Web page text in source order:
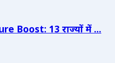
Boost: 13 राज्यों में ...